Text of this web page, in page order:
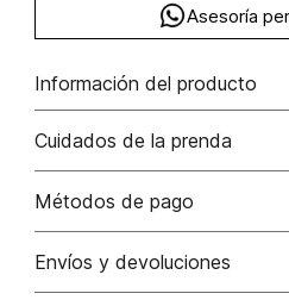
Asesoría
Información del producto
Lino 100%
Cuidados de la prenda
Lavado profesional en húmedo
No lavar
Métodos de pago
Tarjetas de crédito: Visa,
Envíos y devoluciones